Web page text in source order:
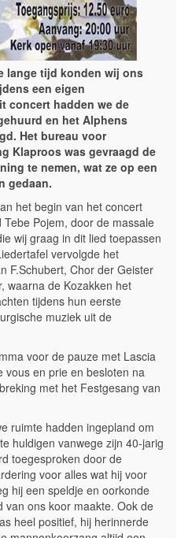
lange tijd konden wij ons
een eigen
concert hadden we de
en het Alphens
Het bureau voor
Klaproos was gevraagd de
te nemen, wat ze op een
gedaan.
het begin van het concert
Pojem, door de massale
wij graag in dit lied toepassen
vervolgde het
F.Schubert, Chor der Geister
waarna de Kozakken het
tijdens hun eerste
muziek uit de
voor de pauze met Lascia
vous en prie en besloten na
met het Festgesang van
ruimte hadden ingepland om
huldigen vanwege zijn 40-jarig
toegesproken door de
voor alles wat hij voor
hij een speldje en oorkonde
van ons koor maakte. Ook de
heel positief, hij herinnerde